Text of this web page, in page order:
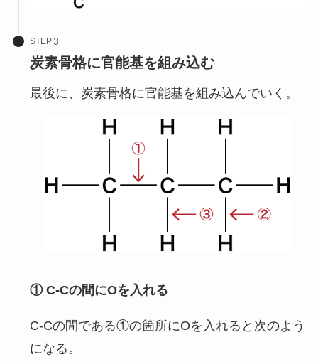
STEP
炭素骨格に官能基を組み込む
最後に、炭素骨格に官能基を組み込んでいく。
① C-Cの間にOを入れる
C-Cの間である①の箇所にOを入れると次のよう
になる。